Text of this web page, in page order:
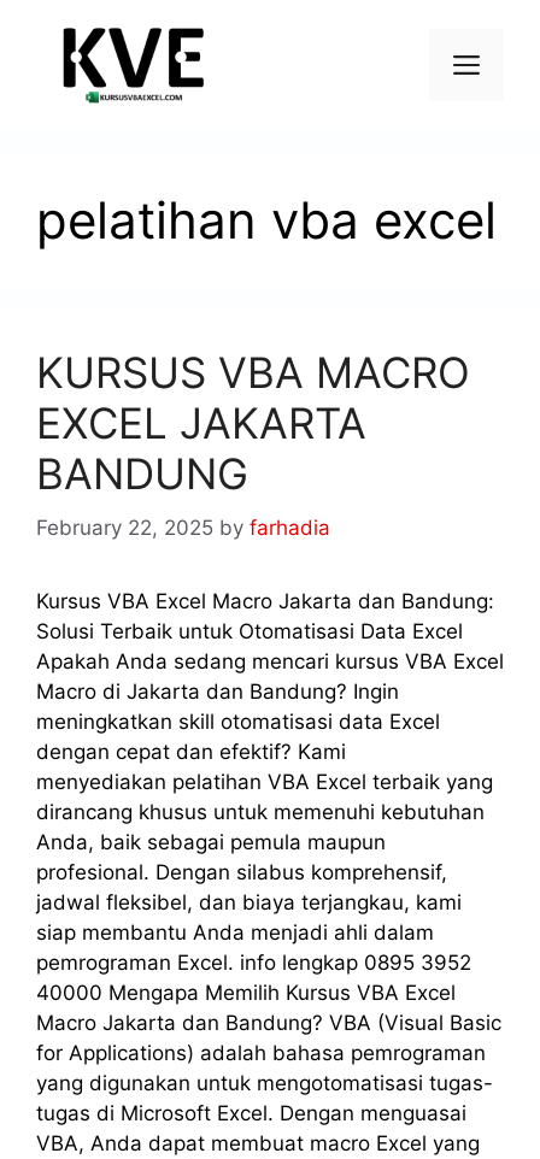
pelatihan vba excel
KURSUS VBA MACRO
EXCEL JAKARTA
BANDUNG
February 22, 2025 by farhadia
Kursus VBA Excel Macro Jakarta dan Bandung:
Solusi Terbaik untuk Otomatisasi Data Excel
Apakah Anda sedang mencari kursus VBA Excel
Macro di Jakarta dan Bandung? Ingin
meningkatkan skill otomatisasi data Excel
dengan cepat dan efektif? Kami
menyediakan pelatihan VBA Excel terbaik yang
dirancang khusus untuk memenuhi kebutuhan
Anda, baik sebagai pemula maupun
profesional. Dengan silabus komprehensif,
jadwal fleksibel, dan biaya terjangkau, kami
siap membantu Anda menjadi ahli dalam
pemrograman Excel. info lengkap 0895 3952
40000 Mengapa Memilih Kursus VBA Excel
Macro Jakarta dan Bandung? VBA (Visual Basic
for Applications) adalah bahasa pemrograman
yang digunakan untuk mengotomatisasi tugas-
tugas di Microsoft Excel. Dengan menguasai
VBA, Anda dapat membuat macro Excel yang